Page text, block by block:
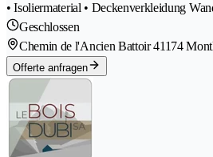
• Isoliermaterial • Deckenverkleidung
Geschlossen
Chemin de l'Ancien Battoir 41174
Offerte anfragen